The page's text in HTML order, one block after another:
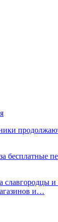
бесплатные
славгородцы и
и…